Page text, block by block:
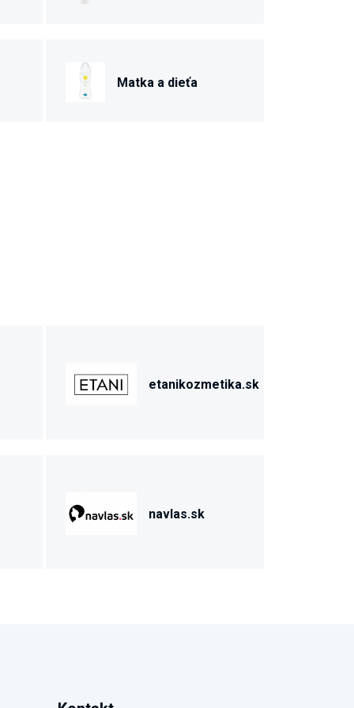
Matka a dieťa
etanikozmetika.sk
navlas.sk